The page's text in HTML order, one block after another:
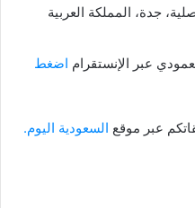
جدة، المملكة العربية
عبر الإنستقرام اضغط
عبر موقع السعودية اليوم.